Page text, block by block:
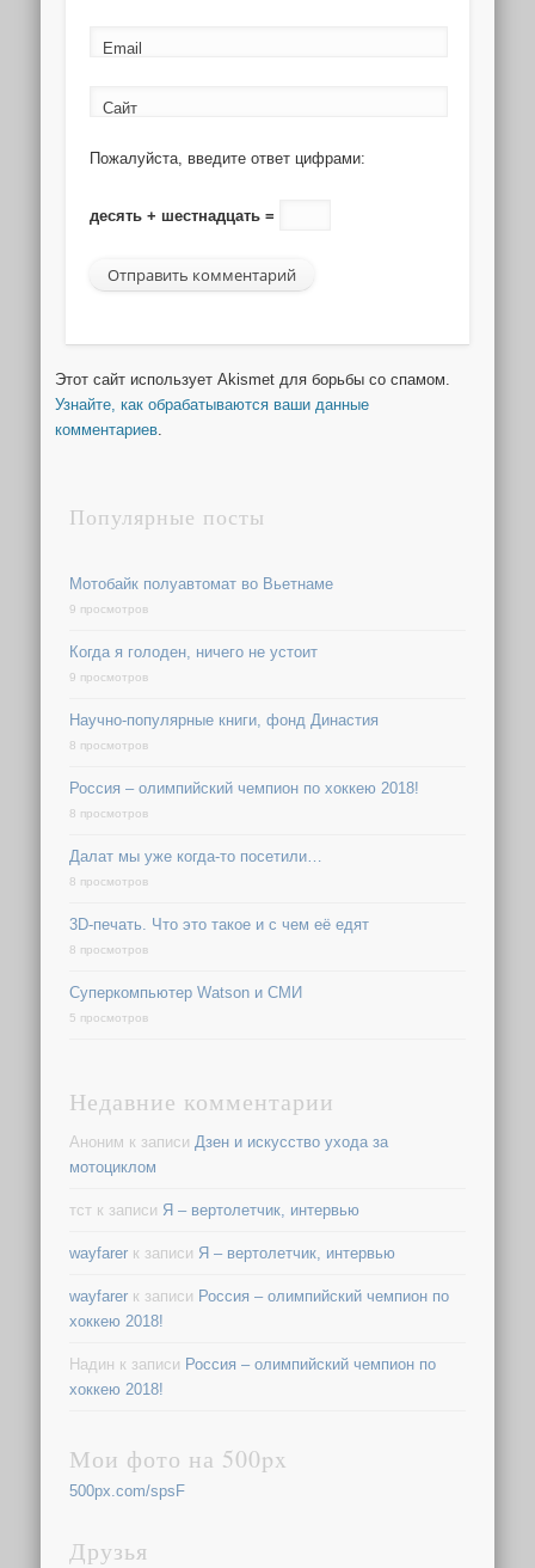
Email
Сайт
Пожалуйста, введите ответ цифрами:
десять + шестнадцать =
Этот сайт использует Akismet для борьбы со спамом.
Узнайте, как обрабатываются ваши данные
комментариев.
Популярные посты
Мотобайк полуавтомат во Вьетнаме
9 просмотров
Когда я голоден, ничего не устоит
9 просмотров
Научно-популярные книги, фонд Династия
8 просмотров
Россия – олимпийский чемпион по хоккею 2018!
8 просмотров
Далат мы уже когда-то посетили…
8 просмотров
3D-печать. Что это такое и с чем её едят
8 просмотров
Суперкомпьютер Watson и СМИ
5 просмотров
Недавние комментарии
Аноним к записиДзен и искусство ухода за
мотоциклом
тст к записи Я – вертолетчик, интервью
wayfarer к записи Я – вертолетчик, интервью
wayfarer к записи Россия – олимпийский чемпион по
хоккею 2018!
Надин к записи Россия – олимпийский чемпион по
хоккею 2018!
Мои фото на 500px
500px.com/spsF
Друзья